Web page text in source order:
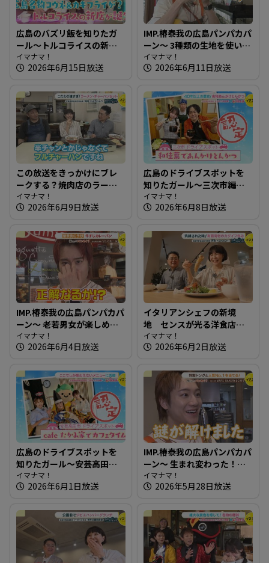
広島のバズリ飯を知りたガ
ール～トルコライスの新店
＆360度カメラ完備の最新カ
フェ 【街ネタ！知りたガー
イマナマ！
2026年6月15日放送
IMP.椿泰我の広島パンパカパ
ーン～ 3種類の生地を使い分
けるベーグル専門店
イマナマ！
2026年6月11日放送
この放送をきっかけにブレ
ークする？焼肉店のラーメ
ンチャーハンセット～焼肉
じゅうじゅう【たまにはそ
イマナマ！
2026年6月9日放送
広島のドライブスポットを
知りたガール～三次市編
【街ネタ！知りたガール】
イマナマ！
2026年6月8日放送
IMP.椿泰我の広島パンパカパ
ーン～ 老若男女が楽しめ
る！地域を照らすパン屋さ
ん
イマナマ！
2026年6月4日放送
イタリアンシェフの新境
地 センスが光る洋食店～
洋食 KOKICHI【たまにはそ
とランチ】
イマナマ！
2026年6月2日放送
広島のドライブスポットを
知りたガール～安芸高田市
編【街ネタ！知りたガー
ル】
イマナマ！
2026年6月1日放送
IMP.椿泰我の広島パンパカパ
ーン～ 生まれ変わった！？
以前もお邪魔したパン屋さ
んへ
イマナマ！
2026年5月28日放送